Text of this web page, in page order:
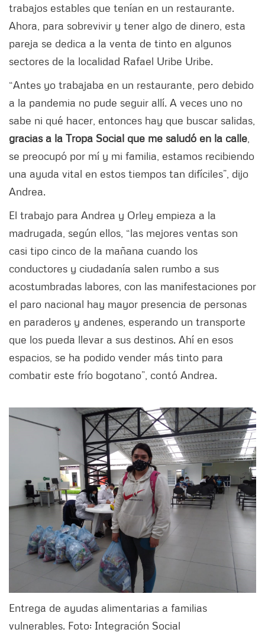
trabajos estables que tenían en un restaurante.
Ahora, para sobrevivir y tener algo de dinero, esta
pareja se dedica a la venta de tinto en algunos
sectores de la localidad Rafael Uribe Uribe.
“Antes yo trabajaba en un restaurante, pero debido
a la pandemia no pude seguir allí. A veces uno no
sabe ni qué hacer, entonces hay que buscar salidas,
gracias a la Tropa Social que me saludó en la calle
se preocupó por mí y mi familia, estamos recibiendo
una ayuda vital en estos tiempos tan difíciles”, dijo
Andrea.
El trabajo para Andrea y Orley empieza a la
madrugada, según ellos, “las mejores ventas son
casi tipo cinco de la mañana cuando los
conductores y ciudadanía salen rumbo a sus
acostumbradas labores, con las manifestaciones por
el paro nacional hay mayor presencia de personas
en paraderos y andenes, esperando un transporte
que los pueda llevar a sus destinos. Ahí en esos
espacios, se ha podido vender más tinto para
combatir este frío bogotano”, contó Andrea.
Entrega de ayudas alimentarias a familias
vulnerables. Foto: Integración Social